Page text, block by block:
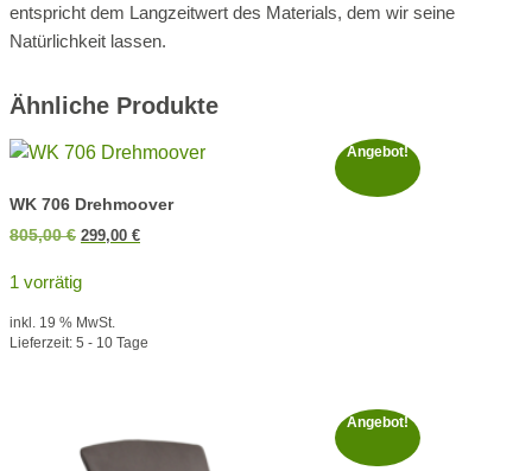
entspricht dem Langzeitwert des Materials, dem wir seine
Natürlichkeit lassen.
Ähnliche Produkte
Angebot!
WK 706 Drehmoover
805,00€ Ursprünglicher
war:
805,00 €
299,00 €Aktueller
1 vorrätig
inkl. 19 % MwSt.
Lieferzeit: 5 - 10 Tage
Angebot!